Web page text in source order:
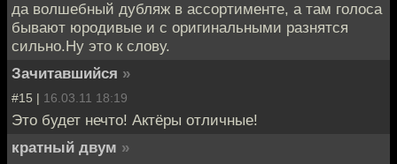
да волшебный дубляж в ассортименте, а там голоса
бывают юродивые и с оригинальными разнятся
сильно.Ну это к слову.
Зачитавшийся »
#15 | 16.03.11 18:19
Это будет нечто! Актёры отличные!
кратный двум »